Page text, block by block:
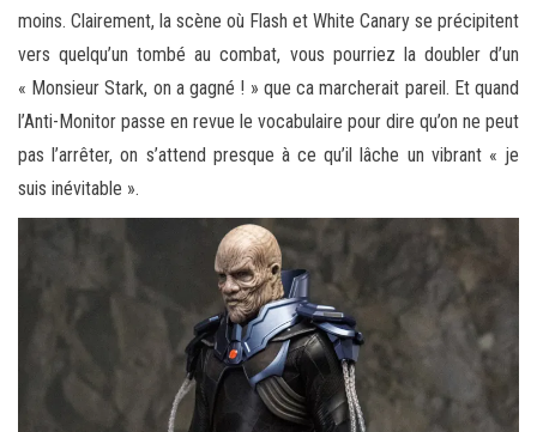
moins. Clairement, la scène où Flash et White Canary se précipitent
vers quelqu’un tombé au combat, vous pourriez la doubler d’un
« Monsieur Stark, on a gagné ! » que ca marcherait pareil. Et quand
l’Anti-Monitor passe en revue le vocabulaire pour dire qu’on ne peut
pas l’arrêter, on s’attend presque à ce qu’il lâche un vibrant « je
suis inévitable ».